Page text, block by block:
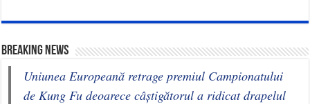
BREAKING NEWS
Uniunea Europeană retrage premiul Campionatului
de Kung Fu deoarece câștigătorul a ridicat drapelul